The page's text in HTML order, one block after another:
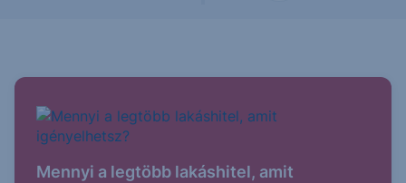
Mennyi a legtöbb lakáshitel, amit